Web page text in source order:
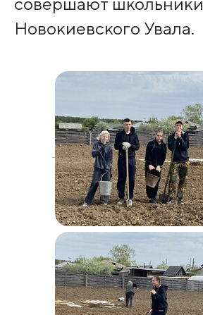
Новокиевского Увала.